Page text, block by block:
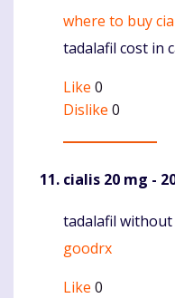
Komentaras
where to buy
tadalafil cost in
Like 0
Dislike 0
cialis 20 mg -
Komentaras
tadalafil
goodrx
Like 0